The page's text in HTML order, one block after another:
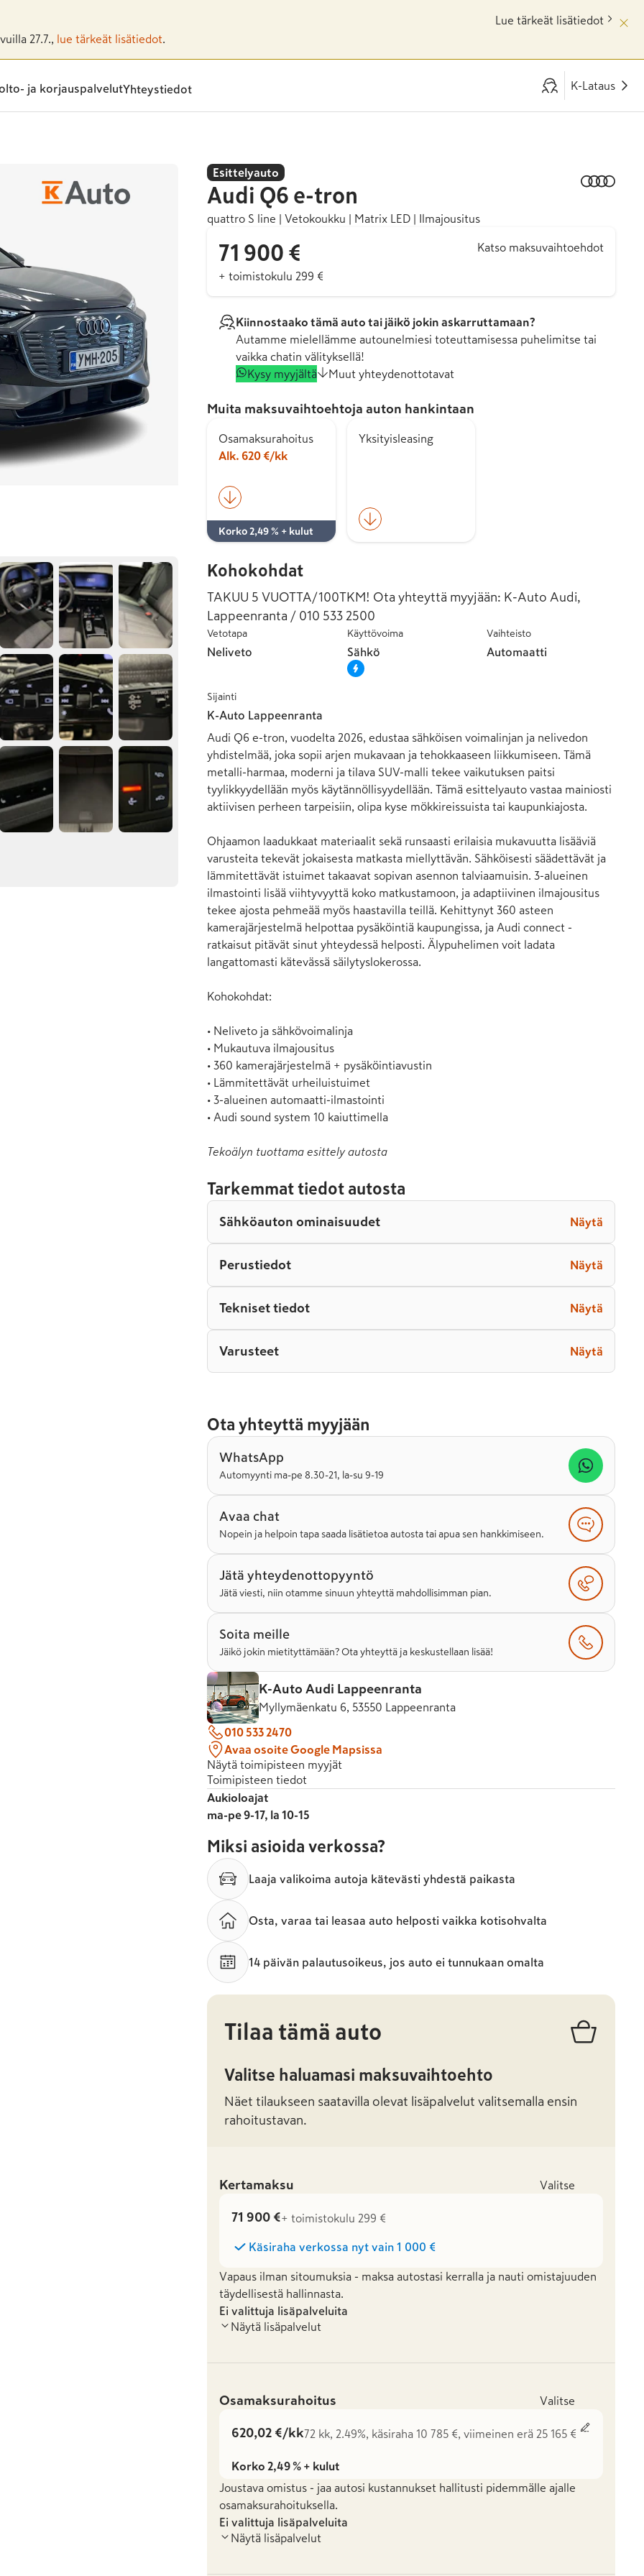
27.7., lue tärkeät lisätiedot
Lue tärkeät lisätiedot
ja korjauspalvelutYhteystiedot K-Lataus
Esittelyauto
Audi Q6 e-tron
quattro S line | Vetokoukku | Matrix LED | Ilmajousitus
71 900 €
+ toimistokulu 299 €
Katso maksuvaihtoehdot
Kiinnostaako tämä auto tai jäikö jokin askarruttamaan?
Autamme mielellämme autounelmiesi toteuttamisessa puhelimitse tai
vaikka chatin välityksellä!
Kysy myyjältä
Muut yhteydenottotavat
Muita maksuvaihtoehtoja auton hankintaan
Osamaksurahoitus
Alk. 620 €/kk
Korko 2,49 % + kulut
Yksityisleasing
Kohokohdat
TAKUU 5 VUOTTA/100TKM! Ota yhteyttä myyjään: K-Auto Audi,
Lappeenranta / 010 533 2500
Vetotapa
Neliveto
Käyttövoima
Sähkö
Vaihteisto
Automaatti
Sijainti
K-Auto Lappeenranta
Audi Q6 e-tron, vuodelta 2026, edustaa sähköisen voimalinjan ja nelivedon
yhdistelmää, joka sopii arjen mukavaan ja tehokkaaseen liikkumiseen. Tämä
metalli-harmaa, moderni ja tilava SUV-malli tekee vaikutuksen paitsi
tyylikkyydellään myös käytännöllisyydellään. Tämä esittelyauto vastaa mainiosti
aktiivisen perheen tarpeisiin, olipa kyse mökkireissuista tai kaupunkiajosta.
Ohjaamon laadukkaat materiaalit sekä runsaasti erilaisia mukavuutta lisääviä
varusteita tekevät jokaisesta matkasta miellyttävän. Sähköisesti säädettävät ja
lämmitettävät istuimet takaavat sopivan asennon talviaamuisin. 3-alueinen
ilmastointi lisää viihtyvyyttä koko matkustamoon, ja adaptiivinen ilmajousitus
tekee ajosta pehmeää myös haastavilla teillä. Kehittynyt 360 asteen
kamerajärjestelmä helpottaa pysäköintiä kaupungissa, ja Audi connect -
ratkaisut pitävät sinut yhteydessä helposti. Älypuhelimen voit ladata
langattomasti kätevässä säilytyslokerossa.
Kohokohdat:
• Neliveto ja sähkövoimalinja
• Mukautuva ilmajousitus
• 360 kamerajärjestelmä + pysäköintiavustin
• Lämmitettävät urheiluistuimet
• 3-alueinen automaatti-ilmastointi
Tekoälyn tuottama esittely autosta
Tarkemmat tiedot autosta
Sähköauton ominaisuudet Näytä
Perustiedot Näytä
Tekniset tiedot Näytä
Varusteet Näytä
Ota yhteyttä myyjään
WhatsApp
Automyynti ma-pe 8.30-21, la-su 9-19
Avaa chat
Nopein ja helpoin tapa saada lisätietoa autosta tai apua sen hankkimiseen.
Jätä yhteydenottopyyntö
Jätä viesti, niin otamme sinuun yhteyttä mahdollisimman pian.
Soita meille
Jäikö jokin mietityttämään? Ota yhteyttä ja keskustellaan lisää!
K-Auto Audi Lappeenranta
Myllymäenkatu 6, 53550 Lappeenranta
010 533 2470
Avaa osoite Google Mapsissa
Näytä toimipisteen myyjät
Toimipisteen tiedot
Aukioloajat
ma-pe 9-17, la 10-15
Miksi asioida verkossa?
Laaja valikoima autoja kätevästi yhdestä paikasta
Osta, varaa tai leasaa auto helposti vaikka kotisohvalta
14 päivän palautusoikeus, jos auto ei tunnukaan omalta
Tilaa tämä auto
Valitse haluamasi maksuvaihtoehto
Näet tilaukseen saatavilla olevat lisäpalvelut valitsemalla ensin
rahoitustavan.
Kertamaksu Valitse
71 900 €+ toimistokulu 299 €
Käsiraha verkossa nyt vain 1 000 €
Vapaus ilman sitoumuksia - maksa autostasi kerralla ja nauti omistajuuden
täydellisestä hallinnasta.
Ei valittuja lisäpalveluita
Näytä lisäpalvelut
Osamaksurahoitus Valitse
620,02 €/kk72 kk, 2.49%, käsiraha 10 785 €, viimeinen erä 25 165 €
Korko 2,49 % + kulut
Joustava omistus - jaa autosi kustannukset hallitusti pidemmälle ajalle
osamaksurahoituksella.
Ei valittuja lisäpalveluita
Näytä lisäpalvelut